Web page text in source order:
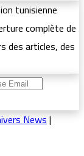
tunisienne
complète de
des articles, des
News|